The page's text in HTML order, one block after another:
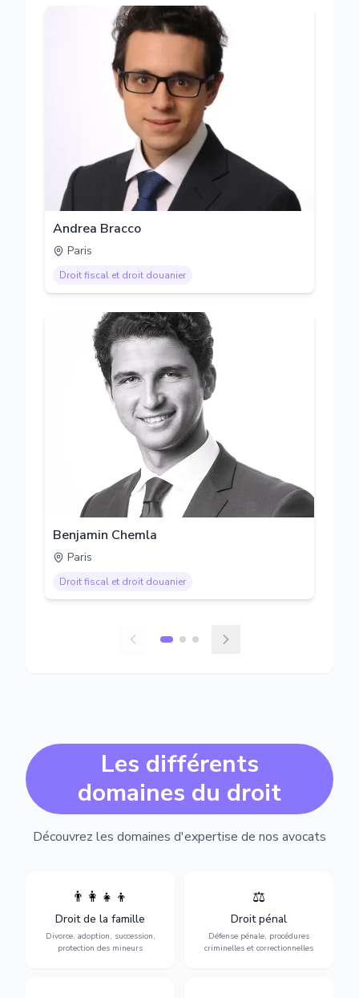
Andrea Bracco
Paris
Droit fiscal et droit douanier
Benjamin Chemla
Paris
Droit fiscal et droit douanier
Les différents
domaines du droit
Découvrez les domaines d'expertise de nos avocats
👨‍👩‍👧‍👦
Droit de la famille
Divorce, adoption, succession,
protection des mineurs
Divorce, garde d'enfants,
adoption, succession et
protection des personnes
vulnérables.
⚖️
Droit pénal
Défense pénale, procédures
criminelles et correctionnelles
Expertise en matière pénale,
vue jusqu'au procès, pour
toute affaire correctionnelle
ou criminelle.